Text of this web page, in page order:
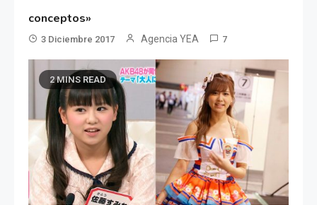
conceptos»
3 Diciembre 2017 Agencia YEA 7
2 MINS READ